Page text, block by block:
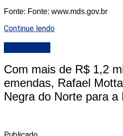
Fonte: Fonte: www.mds.gov.br
Continue lendo
Com mais de R$ 1,2
emendas, Rafael
Negra do Norte para a